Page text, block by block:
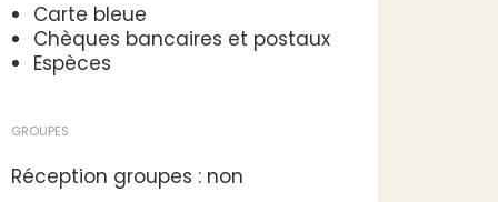
Carte bleue
Chèques bancaires et postaux
Espèces
GROUPES
Réception groupes : non